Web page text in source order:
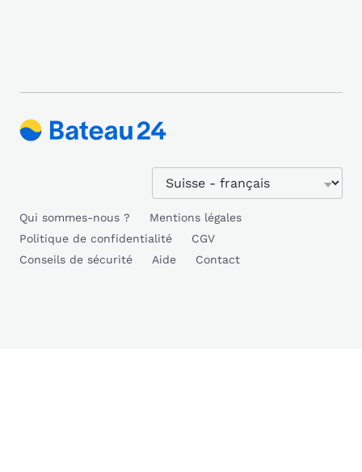
Qui sommes-nous ?
Mentions légales
Politique de confidentialité
CGV
Conseils de sécurité
Aide Contact